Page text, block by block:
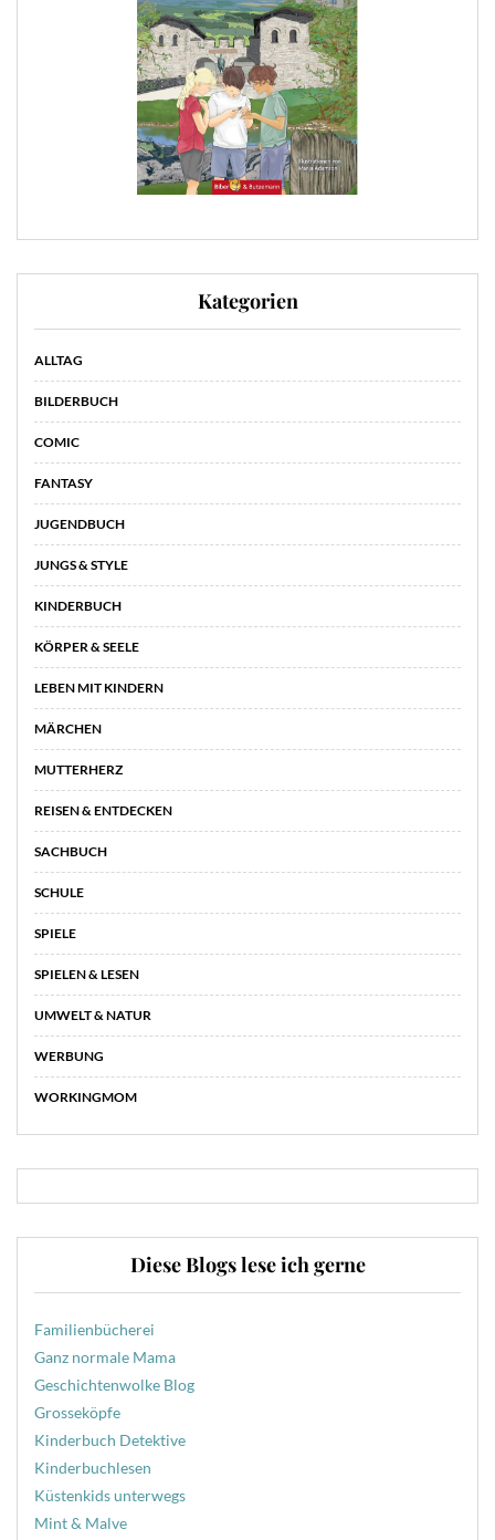
Kategorien
ALLTAG
BILDERBUCH
COMIC
FANTASY
JUGENDBUCH
JUNGS & STYLE
KINDERBUCH
KÖRPER & SEELE
LEBEN MIT KINDERN
MÄRCHEN
MUTTERHERZ
REISEN & ENTDECKEN
SACHBUCH
SCHULE
SPIELE
SPIELEN & LESEN
UMWELT & NATUR
WERBUNG
WORKINGMOM
Diese Blogs lese ich gerne
Familienbücherei
Ganz normale Mama
Geschichtenwolke Blog
Grosseköpfe
Kinderbuch Detektive
Kinderbuchlesen
Küstenkids unterwegs
Mint & Malve